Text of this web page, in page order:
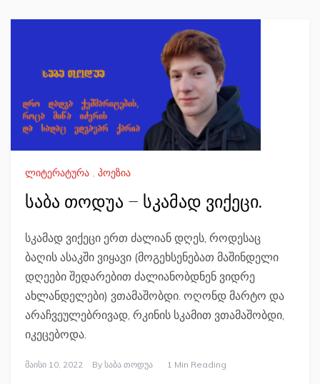
ლიტერატურა , პოეზია
საბა თოდუა – სკამად ვიქეცი.
სკამად ვიქეცი ერთ ძალიან დღეს, როდესაც
ბაღის ასაკში ვიყავი (მოგეხსენებათ მაშინდელი
დღეები შედარებით ძალიანობდნენ ვიდრე
ახლანდელები) ვთამაშობდი. ოღონდ მარტო და
არაჩვეულებრივად, რკინის სკამით ვთამაშობდი,
იკეცებოდა.
Მაისი 10, 2022 By Საბა Თოდუა 1 Min Reading